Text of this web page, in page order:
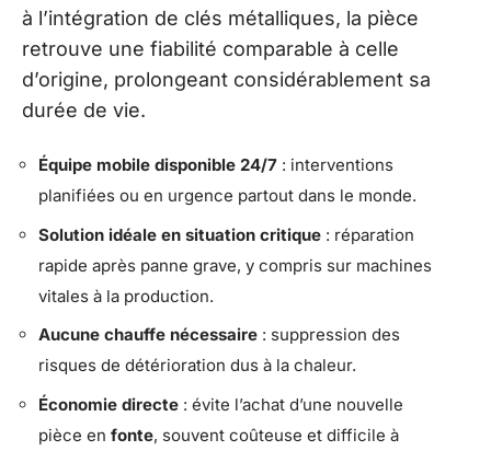
à l’intégration de clés métalliques, la pièce
retrouve une fiabilité comparable à celle
d’origine, prolongeant considérablement sa
durée de vie.
Équipe mobile disponible 24/7 : interventions
planifiées ou en urgence partout dans le monde.
Solution idéale en situation critique : réparation
rapide après panne grave, y compris sur machines
vitales à la production.
Aucune chauffe nécessaire : suppression des
risques de détérioration dus à la chaleur.
Économie directe : évite l’achat d’une nouvelle
pièce en fonte, souvent coûteuse et difficile à